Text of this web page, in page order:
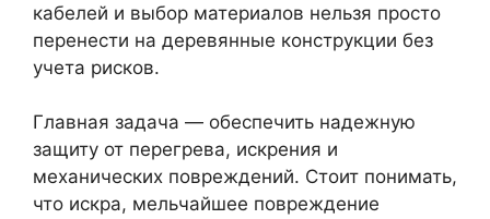
кабелей и выбор материалов нельзя просто
перенести на деревянные конструкции без
учета рисков.
Главная задача — обеспечить надежную
защиту от перегрева, искрения и
механических повреждений. Стоит понимать,
что искра, мельчайшее повреждение